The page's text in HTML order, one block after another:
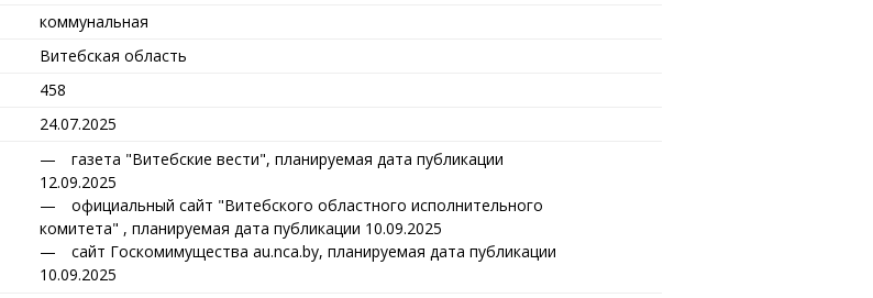
коммунальная
Витебская область
458
24.07.2025
газета "Витебские вести", планируемая дата публикации
12.09.2025
официальный сайт "Витебского областного исполнительного
комитета" , планируемая дата публикации 10.09.2025
сайт Госкомимущества au.nca.by, планируемая дата публикации
10.09.2025